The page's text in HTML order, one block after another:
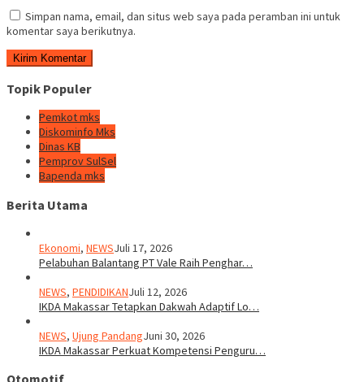
Simpan nama, email, dan situs web saya pada peramban ini untuk
komentar saya berikutnya.
Topik Populer
Pemkot mks
Diskominfo Mks
Dinas KB
Pemprov SulSel
Bapenda mks
Berita Utama
Ekonomi, NEWSJuli 17, 2026
Pelabuhan Balantang PT Vale Raih Penghar…
NEWS, PENDIDIKANJuli 12, 2026
IKDA Makassar Tetapkan Dakwah Adaptif Lo…
NEWS, Ujung PandangJuni 30, 2026
IKDA Makassar Perkuat Kompetensi Penguru…